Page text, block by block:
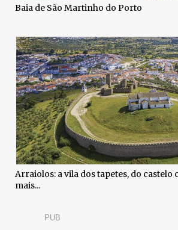
Baia de São Martinho do Porto
Arraiolos: a vila dos tapetes, do
mais...
PUB